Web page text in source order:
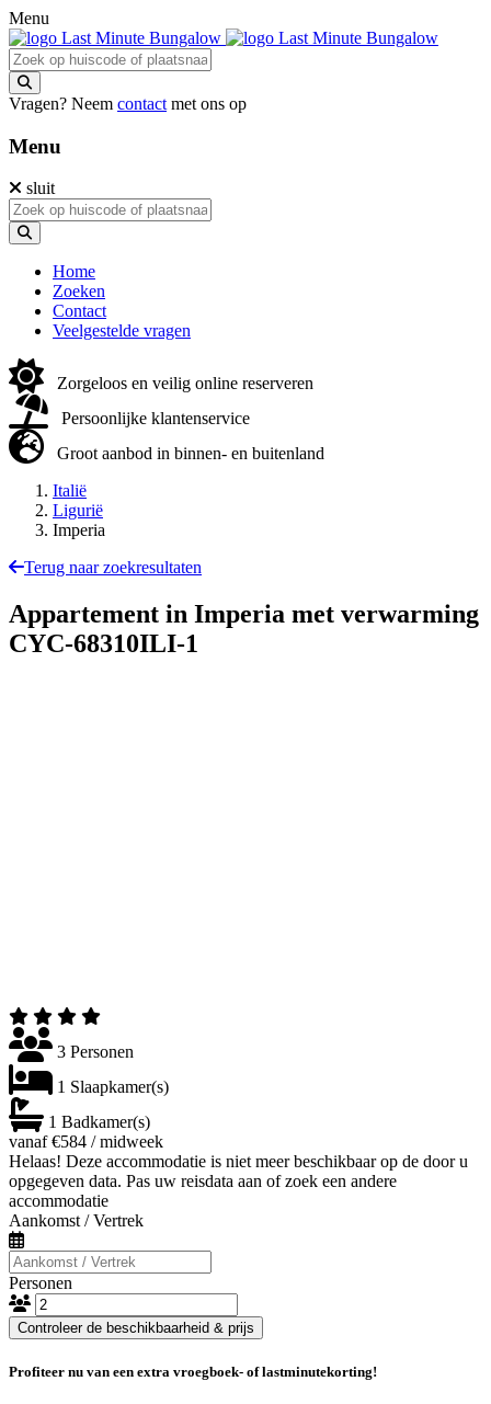
Menu
Vragen? Neem contact met ons op
Menu
sluit
Home
Zoeken
Contact
Veelgestelde vragen
Zorgeloos en veilig online reserveren
Persoonlijke klantenservice
Groot aanbod in binnen- en buitenland
Italië
Ligurië
Imperia
Terug naar zoekresultaten
Appartement in Imperia met verwarming
CYC-68310ILI-1
3 Personen
1 Slaapkamer(s)
1 Badkamer(s)
vanaf €584 / midweek
Helaas! Deze accommodatie is niet meer beschikbaar op de door u
opgegeven data. Pas uw reisdata aan of zoek een andere
accommodatie
Aankomst / Vertrek
Personen
Controleer de beschikbaarheid & prijs
Profiteer nu van een extra vroegboek- of lastminutekorting!